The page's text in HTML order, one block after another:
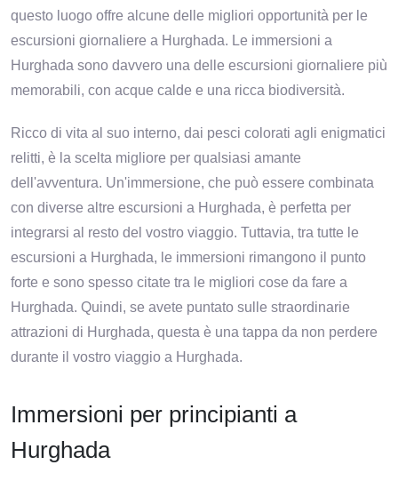
questo luogo offre alcune delle migliori opportunità per le
escursioni giornaliere a Hurghada. Le immersioni a
Hurghada sono davvero una delle escursioni giornaliere più
memorabili, con acque calde e una ricca biodiversità.
Ricco di vita al suo interno, dai pesci colorati agli enigmatici
relitti, è la scelta migliore per qualsiasi amante
dell'avventura. Un'immersione, che può essere combinata
con diverse altre escursioni a Hurghada, è perfetta per
integrarsi al resto del vostro viaggio. Tuttavia, tra tutte le
escursioni a Hurghada, le immersioni rimangono il punto
forte e sono spesso citate tra le migliori cose da fare a
Hurghada. Quindi, se avete puntato sulle straordinarie
attrazioni di Hurghada, questa è una tappa da non perdere
durante il vostro viaggio a Hurghada.
Immersioni per principianti a
Hurghada